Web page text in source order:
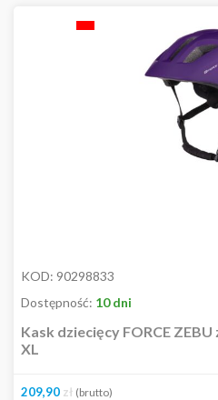
KOD: 90298833
Dostępność: 10 dni
Kask dziecięcy FORCE
XL
209,90 zł (brutto)